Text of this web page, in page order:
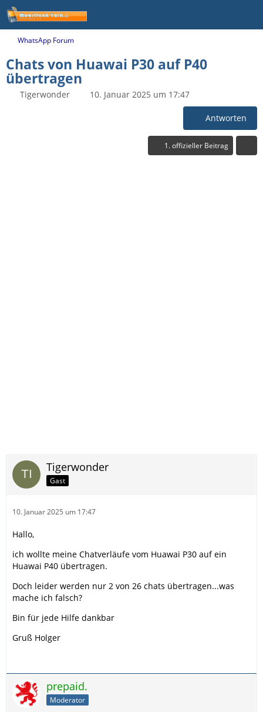
WhatsApp Forum
Chats von Huawai P30 auf P40
übertragen
Tigerwonder 10. Januar 2025 um 17:47
Antworten
1. offizieller Beitrag
Tigerwonder
Gast
10. Januar 2025 um 17:47
Hallo,
ich wollte meine Chatverläufe vom Huawai P30 auf ein
Huawai P40 übertragen.
Doch leider werden nur 2 von 26 chats übertragen...was
mache ich falsch?
Bin für jede Hilfe dankbar
Gruß Holger
prepaid.
Moderator